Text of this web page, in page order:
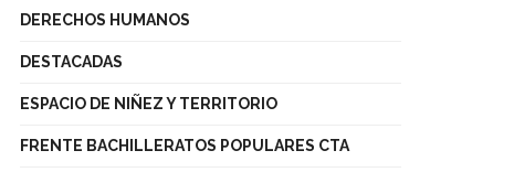
DERECHOS HUMANOS
DESTACADAS
ESPACIO DE NIÑEZ Y TERRITORIO
FRENTE BACHILLERATOS POPULARES CTA